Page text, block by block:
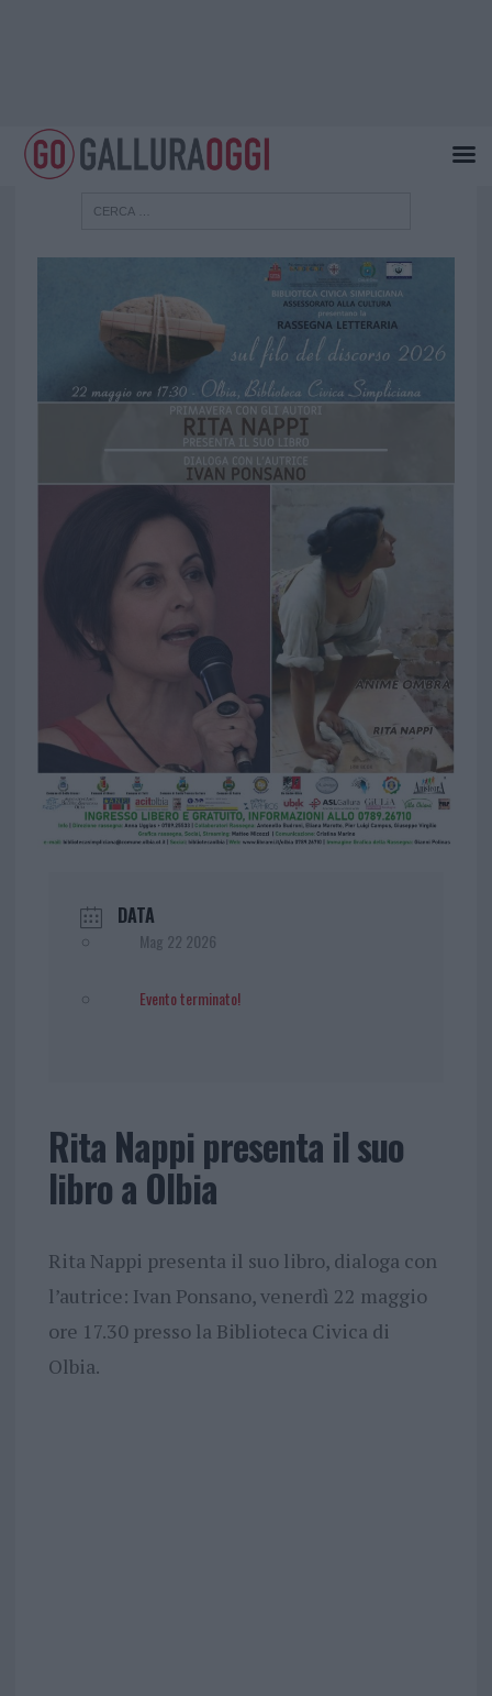
DATA
Mag 22 2026
Evento terminato!
Rita Nappi presenta il suo
libro a Olbia
Rita Nappi presenta il suo libro, dialoga con
l’autrice: Ivan Ponsano, venerdì 22 maggio
ore 17.30 presso la Biblioteca Civica di
Olbia.